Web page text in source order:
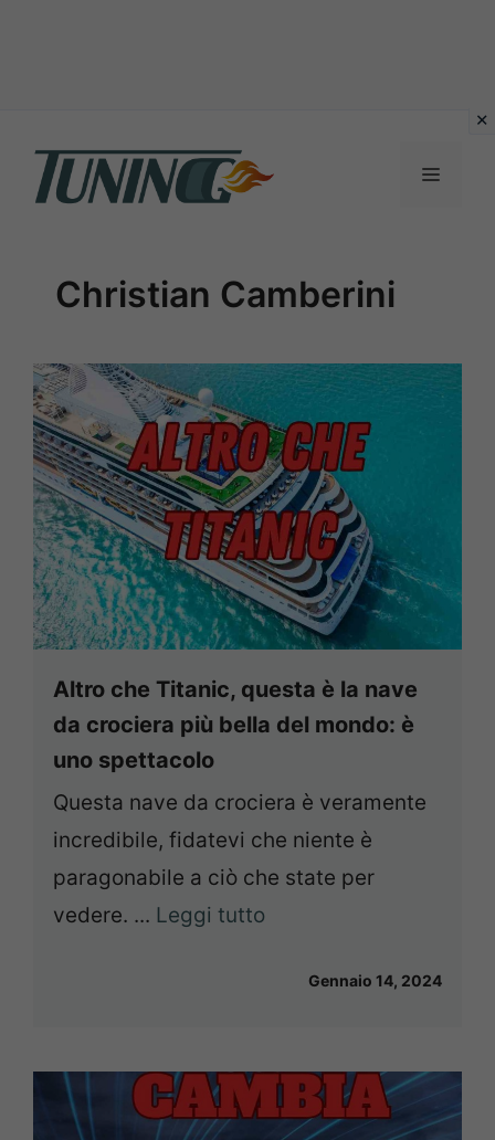
contenuto
Menu
Christian Camberini
Altro che Titanic, questa è la nave
da crociera più bella del mondo: è
uno spettacolo
Questa nave da crociera è veramente
incredibile, fidatevi che niente è
paragonabile a ciò che state per
vedere. ... Leggi tutto
Gennaio 14, 2024